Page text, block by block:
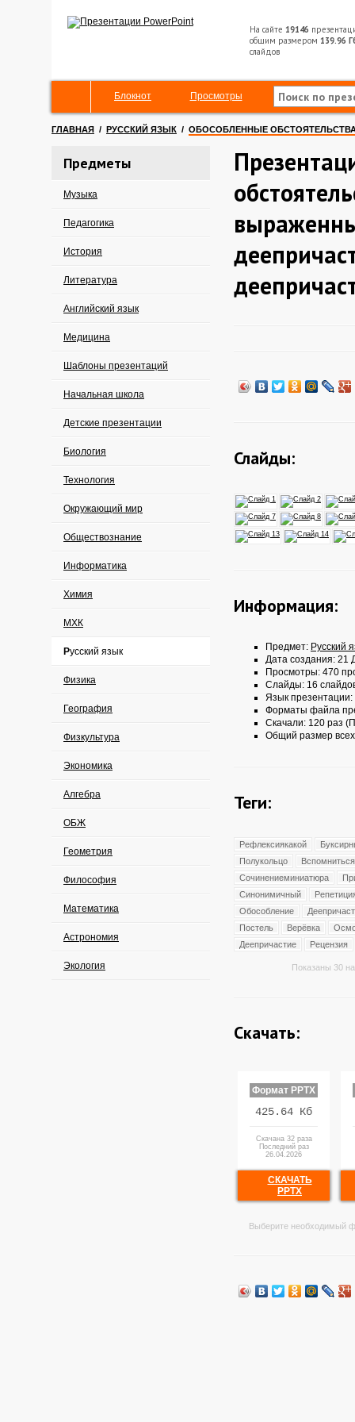
На сайте 19146
общим размером 139.96
слайдов
Блокнот Просмотры
ГЛАВНАЯ / РУССКИЙ ЯЗЫК / ОБОСОБЛЕННЫЕ
Предметы
Музыка
Педагогика
История
Литература
Английский язык
Медицина
Шаблоны презентаций
Начальная школа
Детские презентации
Биология
Технология
Окружающий мир
Обществознание
Информатика
Химия
МХК
Русский язык
Физика
География
Физкультура
Экономика
Алгебра
ОБЖ
Геометрия
Философия
Математика
Астрономия
Экология
Слайды:
Информация:
Предмет: Русский
Дата создания: 21
Просмотры: 470
Слайды: 16
Язык презентации:
Форматы файла
Скачали: 120 раз
Общий размер
Теги:
Рефлексиякакой
Полукольцо
Вспомниться
Сочинениеминиатюра
Синонимичный
Обособление
Постель
Верёвка
Деепричастие
Рецензия
Показаны 30
Скачать:
Формат PPTX
425.64 Кб
Скачана 32 раза
Последний раз
26.04.2026
СКАЧАТЬ
PPTX
Выберите необходимый